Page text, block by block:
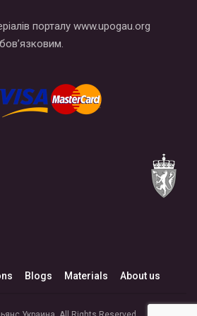
порталу www.upogau.org
Blogs Materials About us